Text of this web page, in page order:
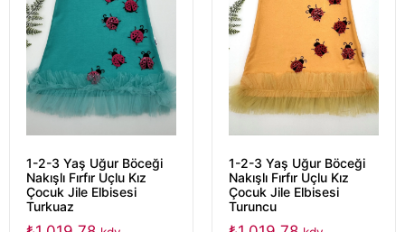
1-2-3 Yaş Uğur Böceği
Nakışlı Fırfır Uçlu Kız
Çocuk Jile Elbisesi
Turkuaz
1-2-3 Yaş Uğur Böceği
Nakışlı Fırfır Uçlu Kız
Çocuk Jile Elbisesi
Turuncu